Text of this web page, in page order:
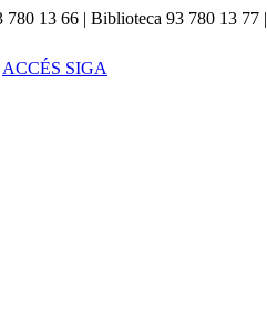
780 13 66 | Biblioteca 93 780 13 77 |
ACCÉS SIGA